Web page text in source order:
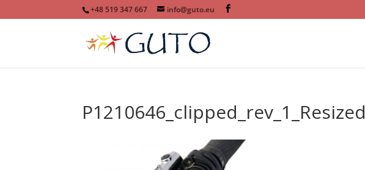
+48 519 347 667 info@guto.eu
P1210646_clipped_rev_1_Resized